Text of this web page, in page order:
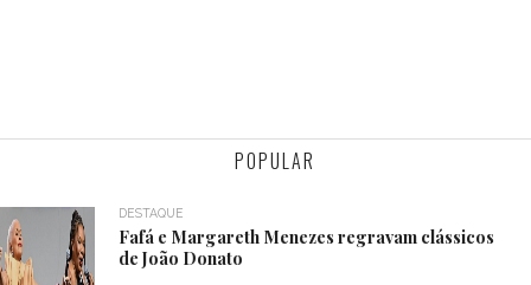
POPULAR
DESTAQUE
Fafá e Margareth Menezes regravam clássicos
de João Donato